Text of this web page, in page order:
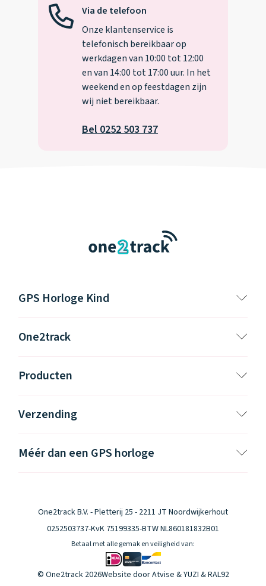
Via de telefoon
Onze klantenservice is
telefonisch bereikbaar op
werkdagen van 10:00 tot 12:00
en van 14:00 tot 17:00 uur. In het
weekend en op feestdagen zijn
wij niet bereikbaar.
Bel 0252 503 737
GPS Horloge Kind
One2track
Producten
Verzending
Méér dan een GPS horloge
© One2track 2026Website doorAtvise &YUZI & RAL92
Betaal met alle gemak en veiligheid van:
One2track B.V. - Pletterij 25 - 2211 JT Noordwijkerhout
0252503737-KvK 75199335-BTW NL860181832B01